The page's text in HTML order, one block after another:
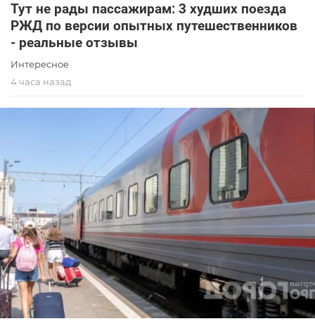
Тут не рады пассажирам: 3 худших поезда
РЖД по версии опытных путешественников
- реальные отзывы
Интересное
4 часа назад